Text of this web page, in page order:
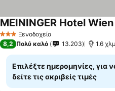
3 ΑστέριαΞενοδοχείο
MEININGER Hotel
8,2 Πολύ καλό 13.203 1.6
Επιλέξτε ημερομηνίες, για
δείτε τις ακριβείς τιμές